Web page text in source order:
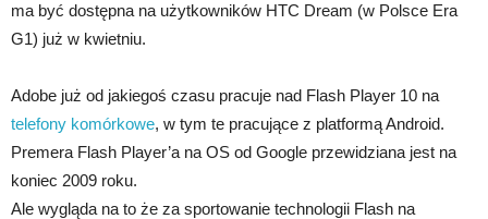
ma być dostępna na użytkowników HTC Dream (w Polsce Era
G1) już w kwietniu.
Adobe już od jakiegoś czasu pracuje nad Flash Player 10 na
telefony komórkowe, w tym te pracujące z platformą Android.
Premera Flash Player’a na OS od Google przewidziana jest na
koniec 2009 roku.
Ale wygląda na to że za sportowanie technologii Flash na